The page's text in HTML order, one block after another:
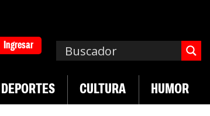
Ingresar
DEPORTES CULTURA HUMOR